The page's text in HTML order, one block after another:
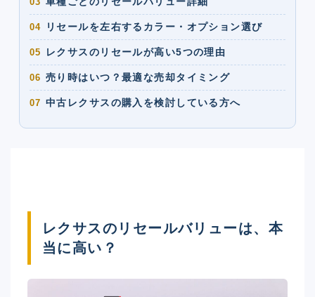
04 リセールを左右するカラー・オプション選び
05 レクサスのリセールが高い5つの理由
06 売り時はいつ？最適な売却タイミング
07 中古レクサスの購入を検討している方へ
レクサスのリセールバリューは、本
当に高い？